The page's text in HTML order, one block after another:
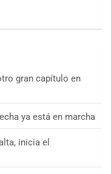
gran capítulo en
ya está en marcha
inicia el